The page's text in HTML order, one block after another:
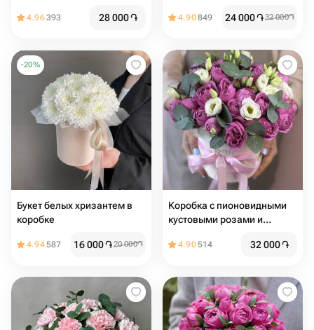
4.96393 28 000֏ 4.90849 24 000֏32 000֏
-20%
Букет белых хризантем в
коробке
4.94587 16 000֏20 000֏
Коробка с пионовидными
кустовыми розами и
4.90514 32 000֏